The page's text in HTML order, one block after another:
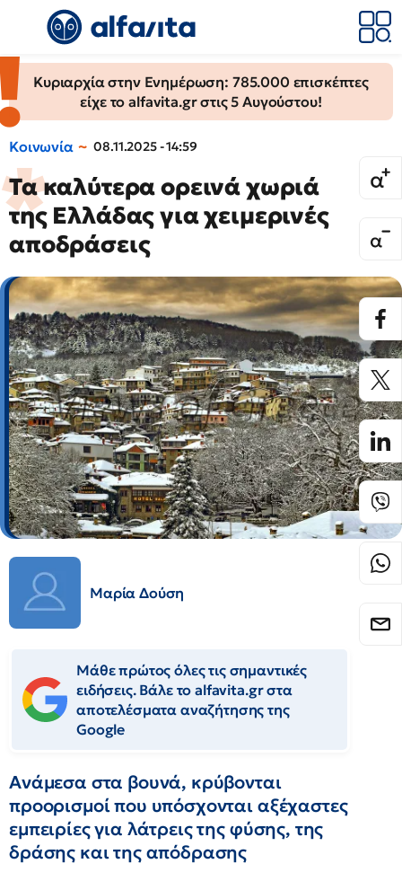
Κυριαρχία στην Ενημέρωση: 785.000 επισκέπτες
είχε το alfavita.gr στις 5 Αυγούστου!
Κοινωνία 08.11.2025 - 14:59
Τα καλύτερα ορεινά χωριά
της Ελλάδας για χειμερινές
αποδράσεις
Μαρία Δούση
Μάθε πρώτος όλες τις σημαντικές
ειδήσεις. Βάλε το alfavita.gr στα
αποτελέσματα αναζήτησης της
Google
Ανάμεσα στα βουνά, κρύβονται
προορισμοί που υπόσχονται αξέχαστες
εμπειρίες για λάτρεις της φύσης, της
δράσης και της απόδρασης